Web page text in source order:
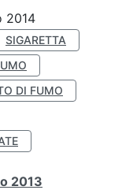
2014
SIGARETTA
DI FUMO
2013